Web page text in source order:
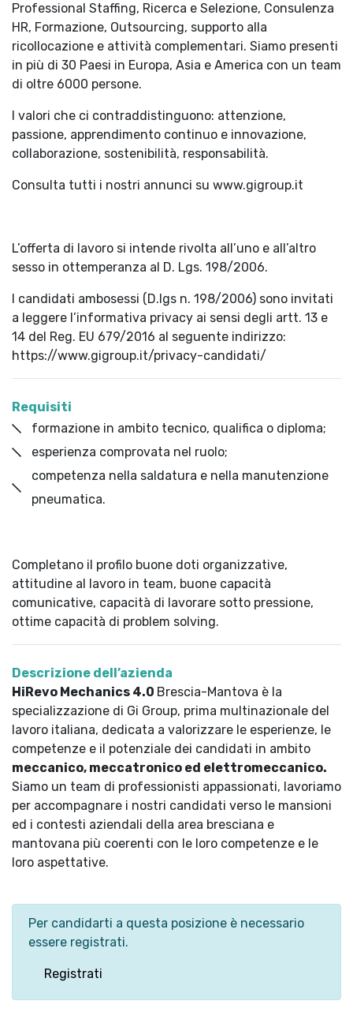
Professional Staffing, Ricerca e Selezione, Consulenza
HR, Formazione, Outsourcing, supporto alla
ricollocazione e attività complementari. Siamo presenti
in più di 30 Paesi in Europa, Asia e America con un team
di oltre 6000 persone.
I valori che ci contraddistinguono: attenzione,
passione, apprendimento continuo e innovazione,
collaborazione, sostenibilità, responsabilità.
Consulta tutti i nostri annunci su www.gigroup.it
L’offerta di lavoro si intende rivolta all’uno e all’altro
sesso in ottemperanza al D. Lgs. 198/2006.
I candidati ambosessi (D.lgs n. 198/2006) sono invitati
a leggere l’informativa privacy ai sensi degli artt. 13 e
14 del Reg. EU 679/2016 al seguente indirizzo:
https://www.gigroup.it/privacy-candidati/
Requisiti
formazione in ambito tecnico, qualifica o diploma;
esperienza comprovata nel ruolo;
competenza nella saldatura e nella manutenzione
pneumatica.
Completano il profilo buone doti organizzative,
attitudine al lavoro in team, buone capacità
comunicative, capacità di lavorare sotto pressione,
ottime capacità di problem solving.
Descrizione dell’azienda
HiRevo Mechanics 4.0 Brescia-Mantova è la
specializzazione di Gi Group, prima multinazionale del
lavoro italiana, dedicata a valorizzare le esperienze, le
competenze e il potenziale dei candidati in ambito
meccanico, meccatronico ed elettromeccanico.
Siamo un team di professionisti appassionati, lavoriamo
per accompagnare i nostri candidati verso le mansioni
ed i contesti aziendali della area bresciana e
mantovana più coerenti con le loro competenze e le
loro aspettative.
Per candidarti a questa posizione è necessario
essere registrati.
Registrati